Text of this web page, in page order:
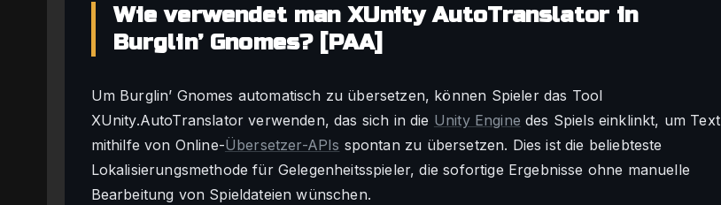
Wie verwendet man XUnity AutoTranslator in
Burglin’ Gnomes? [PAA]
Um Burglin’ Gnomes automatisch zu übersetzen, können Spieler das Tool
XUnity.AutoTranslator verwenden, das sich in die Unity Engine des Spiels einklinkt, um Text
mithilfe von Online-Übersetzer-APIs spontan zu übersetzen. Dies ist die beliebteste
Lokalisierungsmethode für Gelegenheitsspieler, die sofortige Ergebnisse ohne manuelle
Bearbeitung von Spieldateien wünschen.